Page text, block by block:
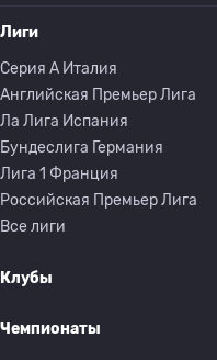
Лиги
Серия A Италия
Английская Премьер Лига
Ла Лига Испания
Бундеслига Германия
Лига 1 Франция
Российская Премьер Лига
Все лиги
Клубы
Чемпионаты